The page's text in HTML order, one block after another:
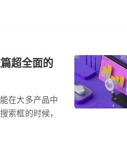
超全面的
在大多产品中
索框的时候，